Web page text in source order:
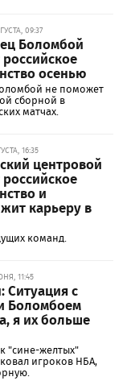
09:37
Боломбой
осенью
не поможет
сборной в
матчах.
16:35
центровой
и
карьеру в
команд.
11:45
Ситуация с
Боломбоем
я их больше
"сине-желтых"
игроков НБА,